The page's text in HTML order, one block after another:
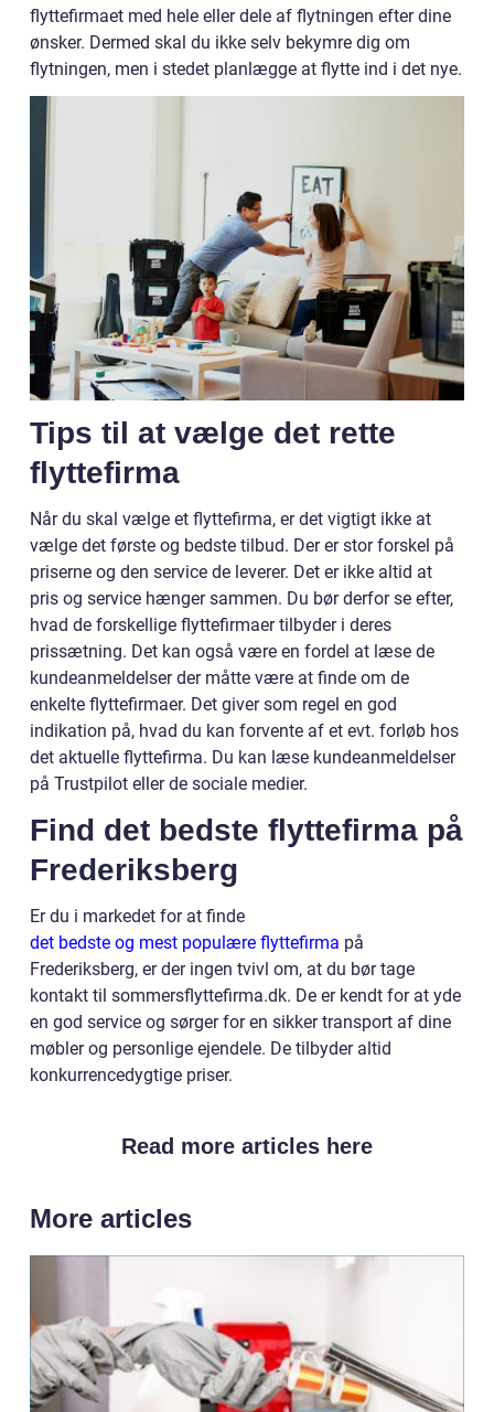
flyttefirmaet med hele eller dele af flytningen efter dine
ønsker. Dermed skal du ikke selv bekymre dig om
flytningen, men i stedet planlægge at flytte ind i det nye.
Tips til at vælge det rette
flyttefirma
Når du skal vælge et flyttefirma, er det vigtigt ikke at
vælge det første og bedste tilbud. Der er stor forskel på
priserne og den service de leverer. Det er ikke altid at
pris og service hænger sammen. Du bør derfor se efter,
hvad de forskellige flyttefirmaer tilbyder i deres
prissætning. Det kan også være en fordel at læse de
kundeanmeldelser der måtte være at finde om de
enkelte flyttefirmaer. Det giver som regel en god
indikation på, hvad du kan forvente af et evt. forløb hos
det aktuelle flyttefirma. Du kan læse kundeanmeldelser
på Trustpilot eller de sociale medier.
Find det bedste flyttefirma på
Frederiksberg
Er du i markedet for at finde
det bedste og mest populære flyttefirma på
Frederiksberg, er der ingen tvivl om, at du bør tage
kontakt til sommersflyttefirma.dk. De er kendt for at yde
en god service og sørger for en sikker transport af dine
møbler og personlige ejendele. De tilbyder altid
konkurrencedygtige priser.
Read more articles here
More articles